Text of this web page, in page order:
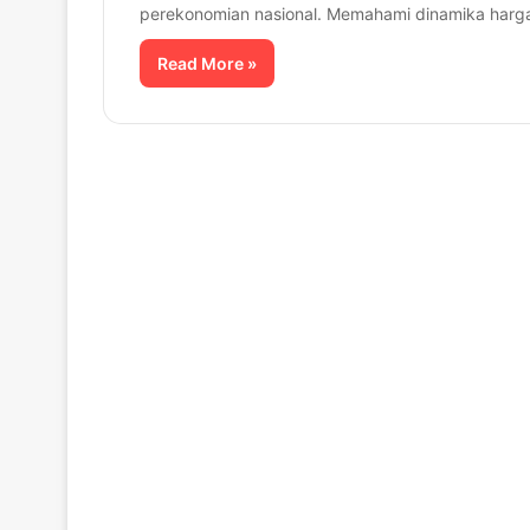
perekonomian nasional. Memahami dinamika
Read More »